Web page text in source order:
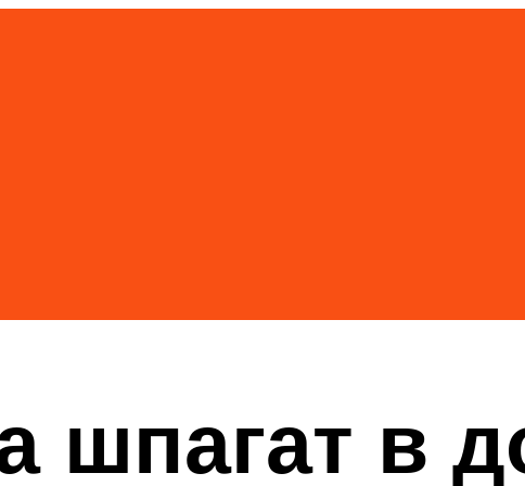
шпагат в